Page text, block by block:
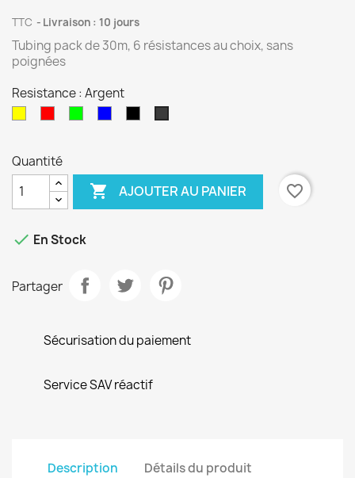
TTC Livraison : 10 jours
Tubing pack de 30m, 6 résistances au choix, sans
poignées
Resistance : Argent
Quantité
 AJOUTER AU PANIER favorite_border
 En Stock
Partager
Sécurisation du paiement
Service SAV réactif
Description Détails du produit